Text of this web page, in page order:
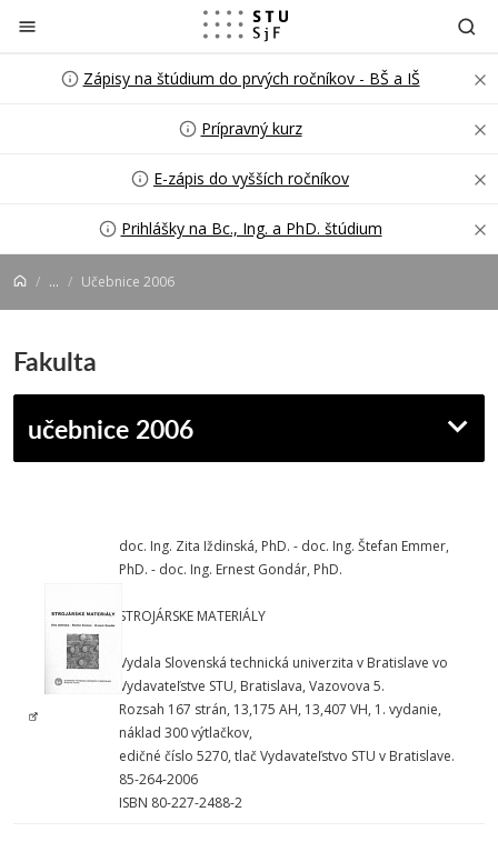
Prejsť na obsah
Zápisy na štúdium do prvých ročníkov - BŠ a IŠ
Prípravný kurz
E-zápis do vyšších ročníkov
Prihlášky na Bc., Ing. a PhD. štúdium
... Učebnice 2006
Fakulta
učebnice 2006
doc. Ing. Zita Iždinská, PhD. - doc. Ing. Štefan Emmer,
PhD. - doc. Ing. Ernest Gondár, PhD.
STROJÁRSKE MATERIÁLY
Vydala Slovenská technická univerzita v Bratislave vo
Vydavateľstve STU, Bratislava, Vazovova 5.
Rozsah 167 strán, 13,175 AH, 13,407 VH, 1. vydanie,
náklad 300 výtlačkov,
edičné číslo 5270, tlač Vydavateľstvo STU v Bratislave.
85-264-2006
ISBN 80-227-2488-2